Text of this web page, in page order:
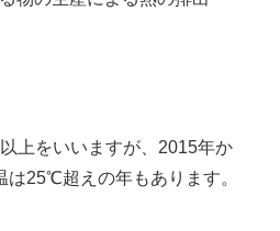
上をいいますが、2015年か
は25℃超えの年もあります。